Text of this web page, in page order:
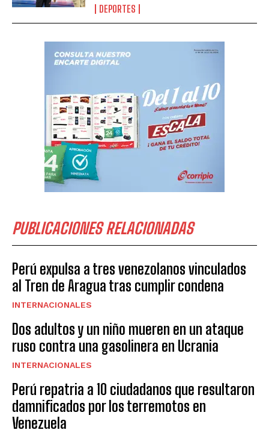
DEPORTES
PUBLICACIONES RELACIONADAS
Perú expulsa a tres venezolanos vinculados
al Tren de Aragua tras cumplir condena
INTERNACIONALES
Dos adultos y un niño mueren en un ataque
ruso contra una gasolinera en Ucrania
INTERNACIONALES
Perú repatria a 10 ciudadanos que resultaron
damnificados por los terremotos en
Venezuela